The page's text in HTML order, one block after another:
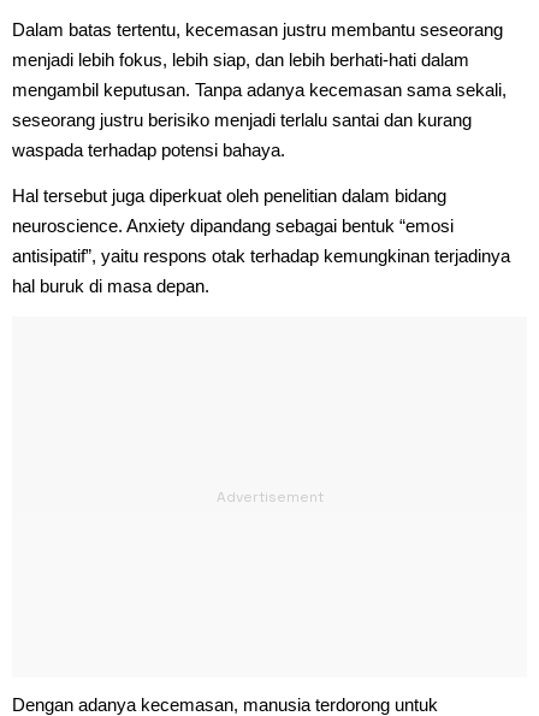
Dalam batas tertentu, kecemasan justru membantu seseorang
menjadi lebih fokus, lebih siap, dan lebih berhati-hati dalam
mengambil keputusan. Tanpa adanya kecemasan sama sekali,
seseorang justru berisiko menjadi terlalu santai dan kurang
waspada terhadap potensi bahaya.
Hal tersebut juga diperkuat oleh penelitian dalam bidang
neuroscience. Anxiety dipandang sebagai bentuk “emosi
antisipatif”, yaitu respons otak terhadap kemungkinan terjadinya
hal buruk di masa depan.
Dengan adanya kecemasan, manusia terdorong untuk